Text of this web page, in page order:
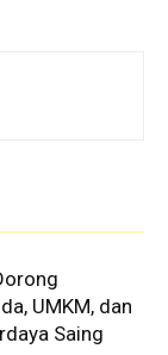
UMKM, dan
Saing